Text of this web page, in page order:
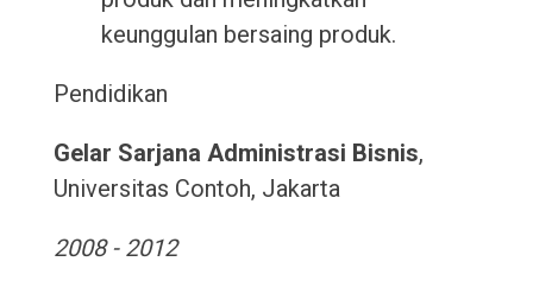
keunggulan bersaing produk.
Pendidikan
Gelar Sarjana Administrasi Bisnis,
Universitas Contoh, Jakarta
2008 - 2012